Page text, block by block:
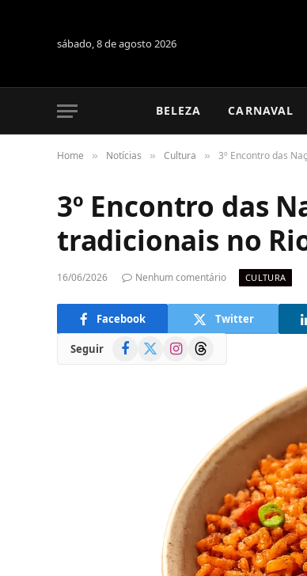
sábado, 8 de agosto 2026
BELEZA CARNAVAL
Home » Notícias » Cultura » 3º Encontro das
3º Encontro das
tradicionais no
16/06/2026 Nenhum comentário CULTURA
Facebook Twitter
Seguir Facebook
(Twitter)
InstagramThreads